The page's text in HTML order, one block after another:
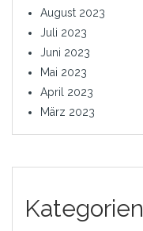
August 2023
Juli 2023
Juni 2023
Mai 2023
April 2023
März 2023
Kategorien